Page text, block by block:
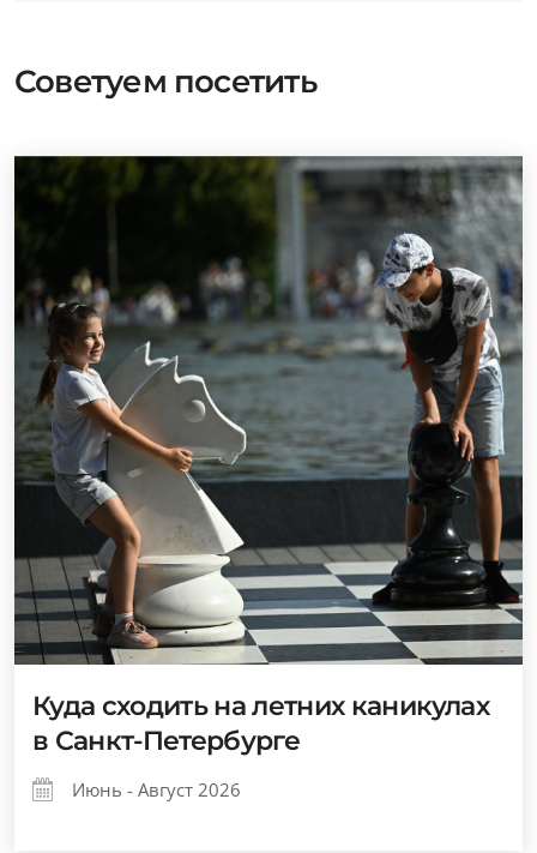
Советуем посетить
Куда сходить на летних каникулах
в Санкт-Петербурге
Июнь - Август 2026